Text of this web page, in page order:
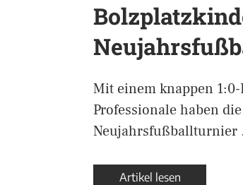
Mit einem knappen
Professionale haben
Neujahrsfußballturnier
Artikel lesen